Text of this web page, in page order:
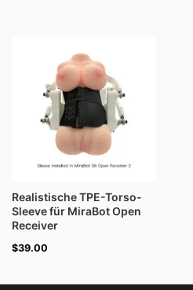
Realistische TPE-Torso-
Sleeve für MiraBot Open
Receiver
$39.00